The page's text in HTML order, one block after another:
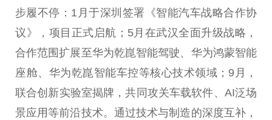
步履不停：1月于深圳签署《智能汽车战略合作协
议》，项目正式启航；5月在武汉全面升级战略，
合作范围扩展至华为乾崑智能驾驶、华为鸿蒙智能
座舱、华为乾崑智能车控等核心技术领域；9月，
联合创新实验室揭牌，共同攻关车载软件、AI泛场
景应用等前沿技术。通过技术与制造的深度互补，